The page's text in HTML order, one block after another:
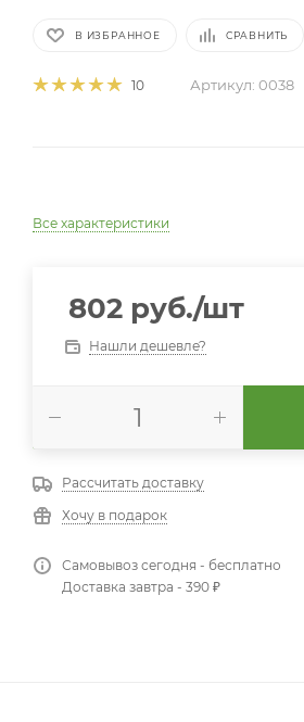
В ИЗБРАННОЕ СРАВНИТЬ
10 Артикул: 0038
Все характеристики
802 руб./шт
Нашли дешевле?
Рассчитать доставку
Хочу в подарок
Самовывоз сегодня - бесплатно
Доставка завтра - 390 ₽